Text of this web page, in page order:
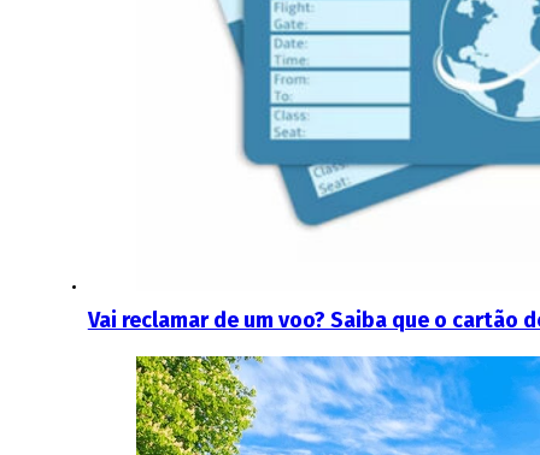
Vai reclamar de um voo? Saiba que o cartão